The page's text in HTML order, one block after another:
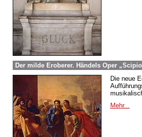
Der milde Eroberer. Händels Oper
Die neue
Mehr...